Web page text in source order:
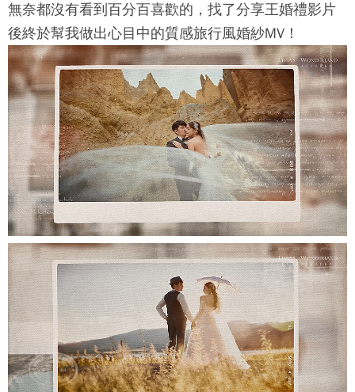
無奈都沒有看到百分百喜歡的，找了分享王婚禮影片
後終於幫我做出心目中的質感旅行風婚紗MV！